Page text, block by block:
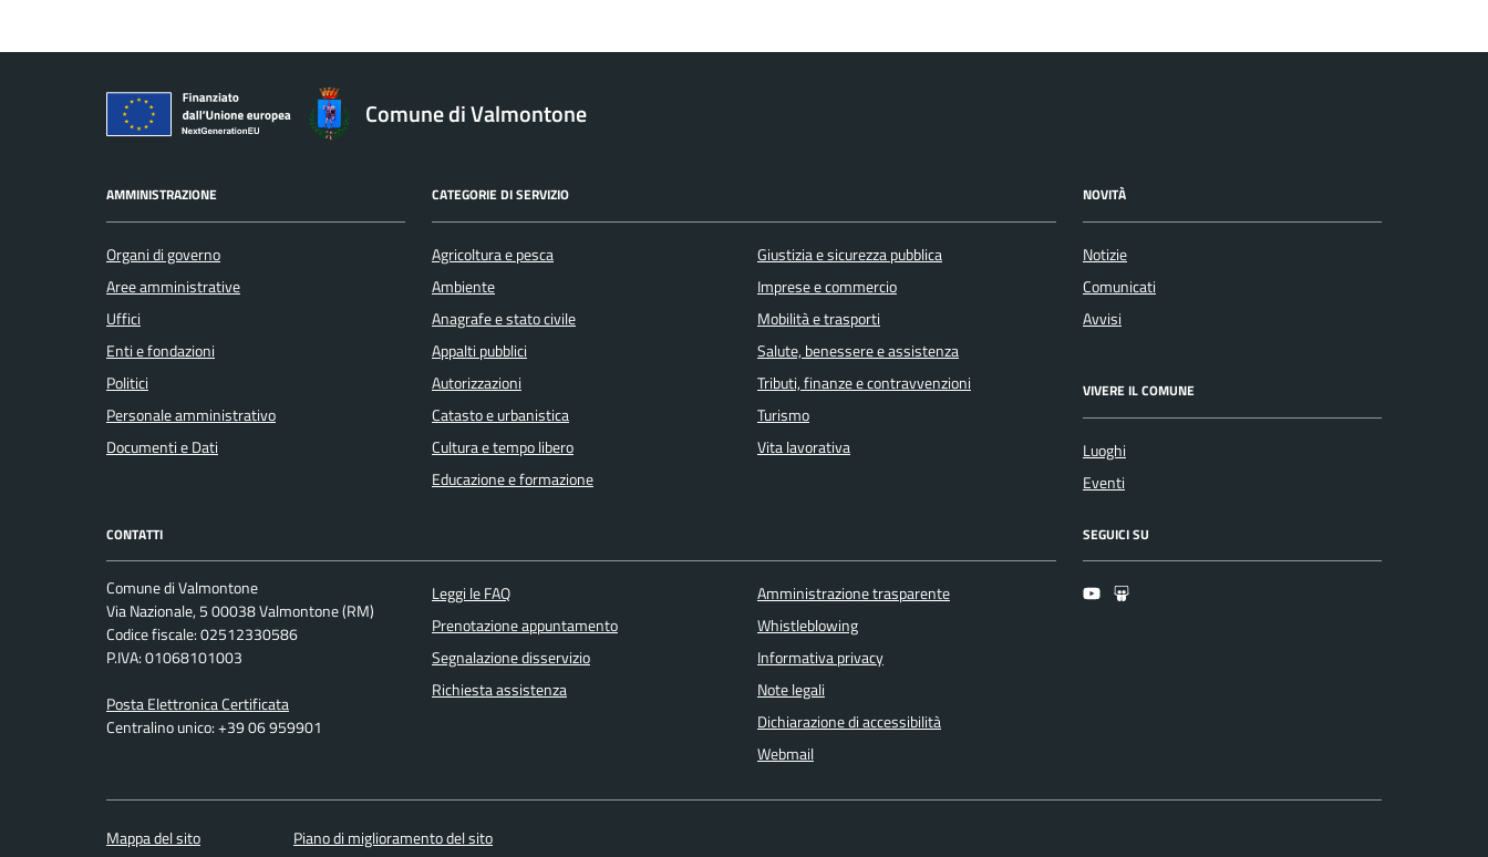
Comune di Valmontone
AMMINISTRAZIONE
Organi di governo
Aree amministrative
Uffici
Enti e fondazioni
Politici
Personale amministrativo
Documenti e Dati
CATEGORIE DI SERVIZIO
Agricoltura e pesca
Ambiente
Anagrafe e stato civile
Appalti pubblici
Autorizzazioni
Catasto e urbanistica
Cultura e tempo libero
Educazione e formazione
Giustizia e sicurezza pubblica
Imprese e commercio
Mobilità e trasporti
Salute, benessere e assistenza
Tributi, finanze e contravvenzioni
Turismo
Vita lavorativa
NOVITÀ
Notizie
Comunicati
Avvisi
VIVERE IL COMUNE
Luoghi
Eventi
CONTATTI
Comune di Valmontone
Via Nazionale, 5 00038 Valmontone (RM)
Codice fiscale: 02512330586
P.IVA: 01068101003
Posta Elettronica Certificata
Centralino unico: +39 06 959901
Leggi le FAQ
Prenotazione appuntamento
Segnalazione disservizio
Richiesta assistenza
Amministrazione trasparente
Whistleblowing
Informativa privacy
Note legali
Dichiarazione di accessibilità
Webmail
SEGUICI SU
YoutubeSlideshare
Mappa del sito Piano di miglioramento del sito